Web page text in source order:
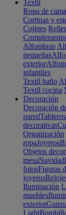
Textil
Ropa de cama
Cortinas y
Cojines
Alfombras
pequeñas
exterior
infantiles
Textil baño
Textil cocina
Decoración
Decoración
paredTableros
decorativas
Organización
ropaJoyeros
Objetos
mesaNavidad
fotosFiguras
joyeros
Iluminación
muebles
exterior
Light